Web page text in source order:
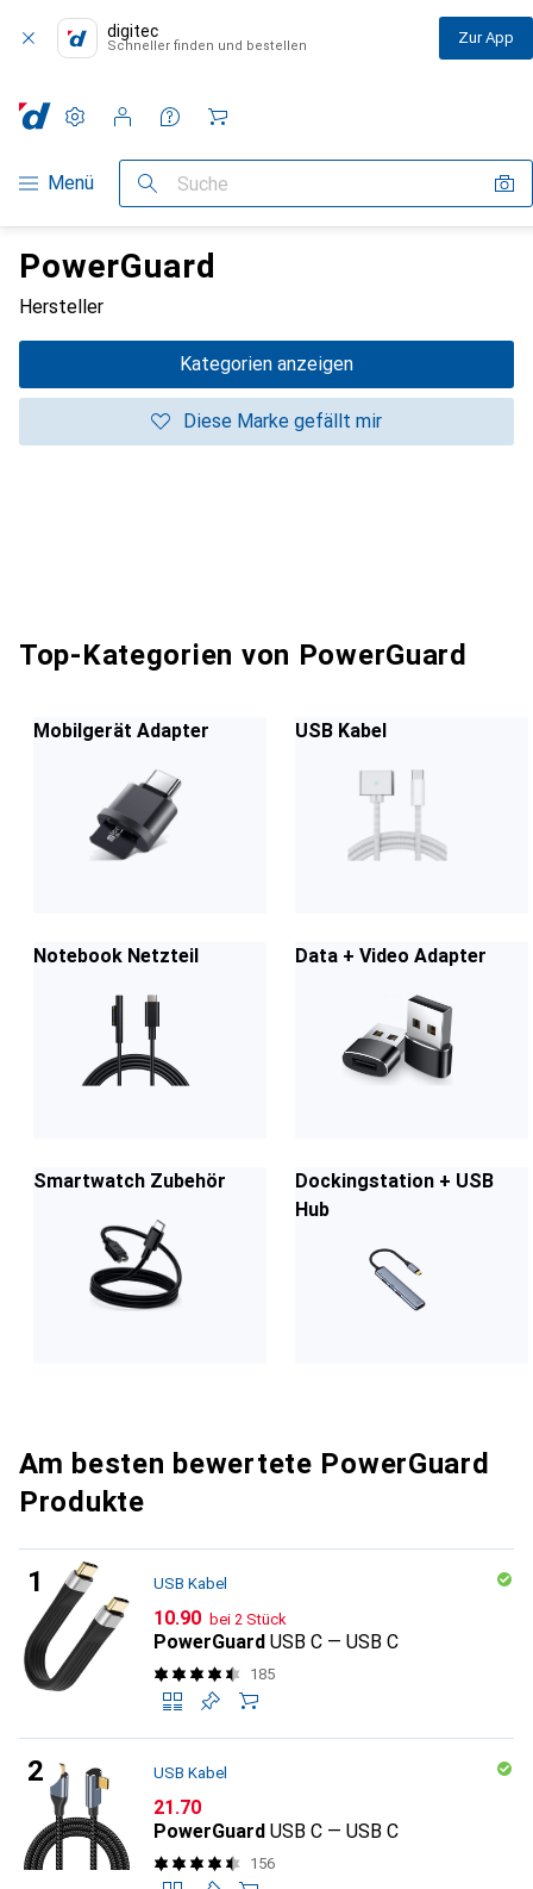
digitec
Schneller finden und bestellen Zur App
Navigation nach Kategorien
Menü Suche
Einstellungen
Kundenkonto
Vergleichslisten
Merklisten
Warenkorb
PowerGuard
Hersteller
Kategorien anzeigen
Diese Marke gefällt mir
Top-Kategorien von PowerGuard
Mobilgerät Adapter USB Kabel
Notebook Netzteil Data + Video Adapter
Smartwatch Zubehör
Dockingstation + USB
Hub
Am besten bewertete PowerGuard
Produkte
USB Kabel
CHF
10.90 bei 2 Stück
PowerGuard USB C — USB C
185
USB Kabel
CHF
21.70
PowerGuard USB C — USB C
156